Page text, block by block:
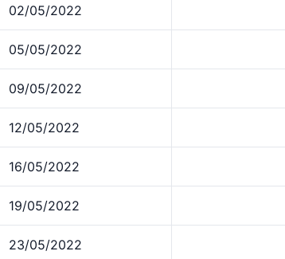
02/05/2022
05/05/2022
09/05/2022
12/05/2022
16/05/2022
19/05/2022
23/05/2022